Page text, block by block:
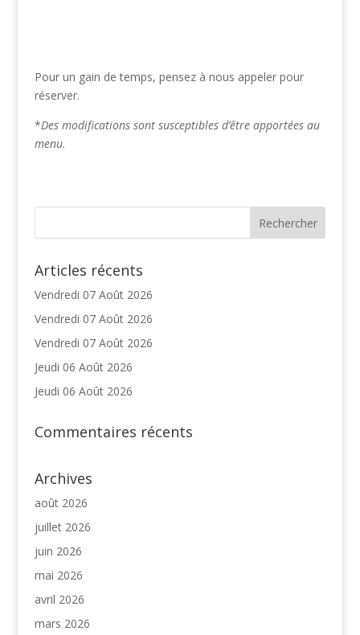
Pour un gain de temps, pensez à nous appeler pour
réserver.
*Des modifications sont susceptibles d’être apportées au
menu.
Articles récents
Vendredi 07 Août 2026
Vendredi 07 Août 2026
Vendredi 07 Août 2026
Jeudi 06 Août 2026
Jeudi 06 Août 2026
Commentaires récents
Archives
août 2026
juillet 2026
juin 2026
mai 2026
avril 2026
mars 2026